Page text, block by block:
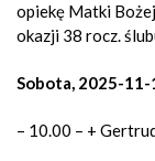
opiekę Matki
okazji 38 rocz.
Sobota, 2025-11-
– 10.00 – +